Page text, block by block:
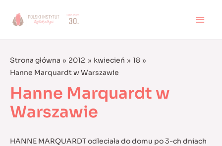
Strona główna 2012 kwiecień
18
Hanne Marquardt w Warszawie
Hanne Marquardt w
Warszawie
HANNE MARQUARDT odleciała do domu po 3-ch dniach